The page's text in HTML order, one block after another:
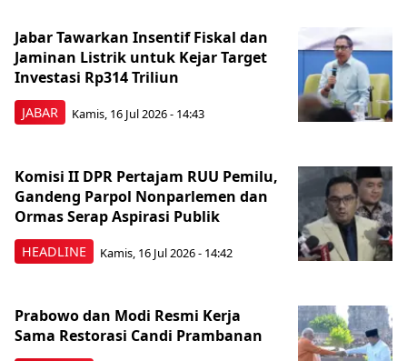
JABAR
Jabar Tawarkan Insentif Fiskal dan
Jaminan Listrik untuk Kejar Target
Investasi Rp314 Triliun
Kamis, 16 Jul 2026 - 14:43
HEADLINE
Komisi II DPR Pertajam RUU Pemilu,
Gandeng Parpol Nonparlemen dan
Ormas Serap Aspirasi Publik
Kamis, 16 Jul 2026 - 14:42
Prabowo dan Modi Resmi Kerja
Sama Restorasi Candi Prambanan